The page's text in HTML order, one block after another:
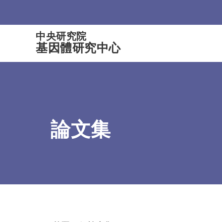
中央研究院
基因體研究中心
論文集